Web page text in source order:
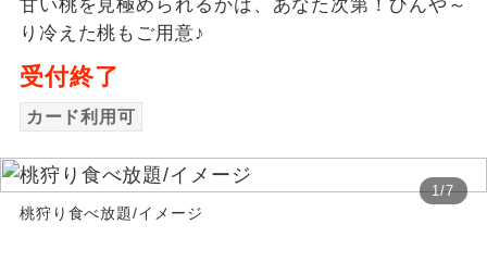
甘い桃を見極められるかは、あなた次第！ひんや～
り冷えた桃もご用意♪
受付終了
カード利用可
1/7
桃狩り食べ放題/イメージ
があります。
世界遺産
絶景 絶景スポットに立ち寄るコースです。